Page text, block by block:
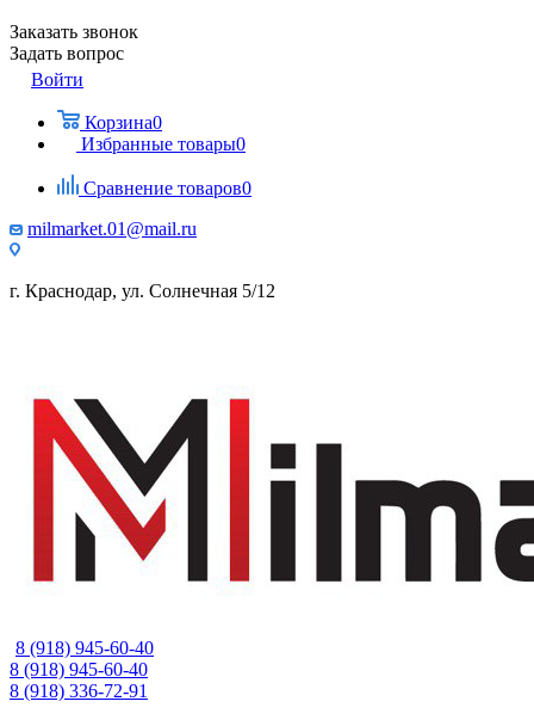
Заказать звонок
Задать вопрос
Войти
Корзина0
Избранные товары0
Сравнение товаров0
milmarket.01@mail.ru
г. Краснодар, ул. Солнечная 5/12
8 (918) 945-60-40
8 (918) 945-60-40
8 (918) 336-72-91